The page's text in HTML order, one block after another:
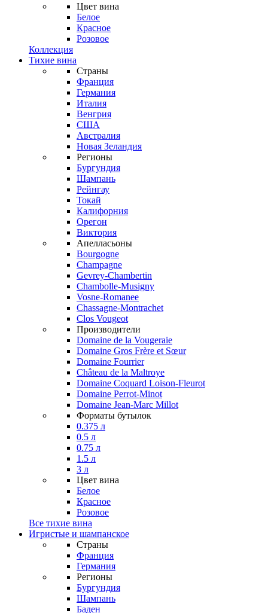
Цвет вина
Белое
Красное
Розовое
Коллекция
Тихие вина
Страны
Франция
Германия
Италия
Венгрия
США
Австралия
Новая Зеландия
Регионы
Бургундия
Шампань
Рейнгау
Токай
Калифорния
Орегон
Виктория
Апелласьоны
Bourgogne
Champagne
Gevrey-Chambertin
Chambolle-Musigny
Vosne-Romanee
Chassagne-Montrachet
Clos Vougeot
Производители
Domaine de la Vougeraie
Domaine Gros Frère et Sœur
Domaine Fourrier
Château de la Maltroye
Domaine Coquard Loison-Fleurot
Domaine Perrot-Minot
Domaine Jean-Marc Millot
Форматы бутылок
0.375 л
0.5 л
0.75 л
1.5 л
3 л
Цвет вина
Белое
Красное
Розовое
Все тихие вина
Игристые и шампанское
Страны
Франция
Германия
Регионы
Бургундия
Шампань
Баден